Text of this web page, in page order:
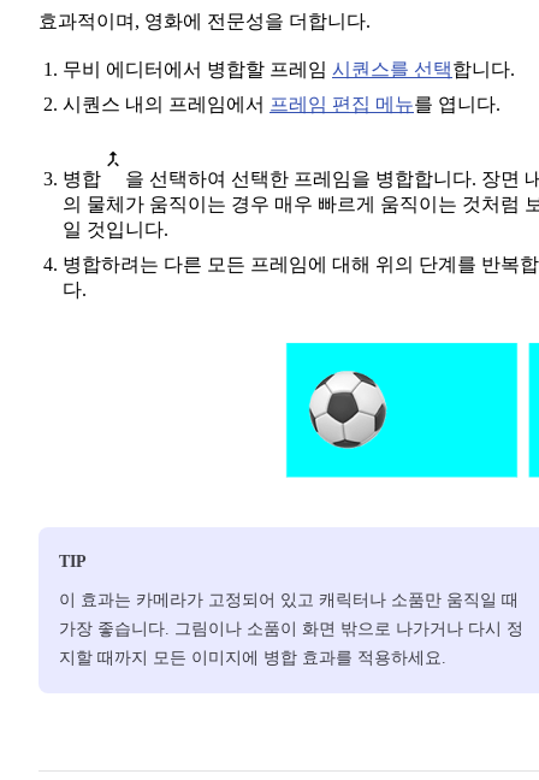
효과적이며, 영화에 전문성을 더합니다.
무비 에디터에서 병합할 프레임 시퀀스를 선택합니다.
시퀀스 내의 프레임에서 프레임 편집 메뉴를 엽니다.
병합
을 선택하여 선택한 프레임을 병합합니다. 장면
의 물체가 움직이는 경우 매우 빠르게 움직이는 것처럼
일 것입니다.
병합하려는 다른 모든 프레임에 대해 위의 단계를 반복
다.
TIP
이 효과는 카메라가 고정되어 있고 캐릭터나 소품만 움직일 때
가장 좋습니다. 그림이나 소품이 화면 밖으로 나가거나 다시 정
지할 때까지 모든 이미지에 병합 효과를 적용하세요.